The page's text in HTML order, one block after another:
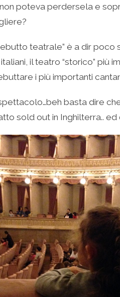
poteva perdersela e
teatrale” è a dir poco
il teatro “storico” più
i più importanti
basta dire
sold out in Inghilterra..